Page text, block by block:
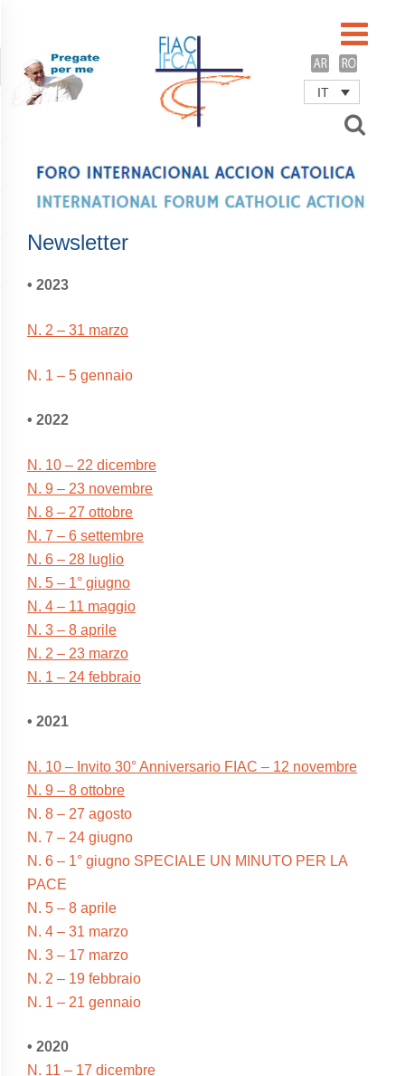
IT
Newsletter
• 2023
N. 2 – 31 marzo
N. 1 – 5 gennaio
• 2022
N. 10 – 22 dicembre
N. 9 – 23 novembre
N. 8 – 27 ottobre
N. 7 – 6 settembre
N. 6 – 28 luglio
N. 5 – 1° giugno
N. 4 – 11 maggio
N. 3 – 8 aprile
N. 2 – 23 marzo
N. 1 – 24 febbraio
• 2021
N. 10 – Invito 30° Anniversario FIAC – 12 novembre
N. 9 – 8 ottobre
N. 8 – 27 agosto
N. 7 – 24 giugno
N. 6 – 1° giugno SPECIALE UN MINUTO PER LA
PACE
N. 5 – 8 aprile
N. 4 – 31 marzo
N. 3 – 17 marzo
N. 2 – 19 febbraio
N. 1 – 21 gennaio
• 2020
N. 11 – 17 dicembre
Password